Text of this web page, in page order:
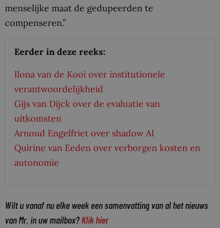
menselijke maat de gedupeerden te
compenseren.”
Eerder in deze reeks:
Ilona van de Kooi over institutionele
verantwoordelijkheid
Gijs van Dijck over de evaluatie van
uitkomsten
Arnoud Engelfriet over shadow AI
Quirine van Eeden over verborgen kosten en
autonomie
Wilt u vanaf nu elke week een samenvatting van al het nieuws
van Mr. in uw mailbox? Klik hier